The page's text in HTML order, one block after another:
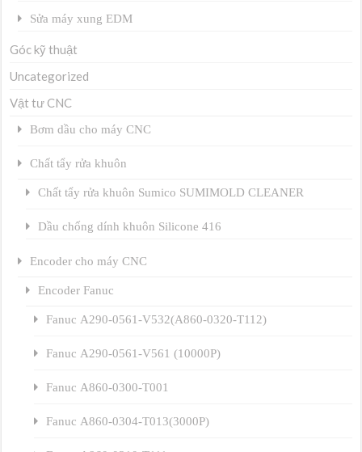
Sửa máy xung EDM
Góc kỹ thuật
Uncategorized
Vật tư CNC
Bơm dầu cho máy CNC
Chất tẩy rửa khuôn
Chất tẩy rửa khuôn Sumico SUMIMOLD CLEANER
Dầu chống dính khuôn Silicone 416
Encoder cho máy CNC
Encoder Fanuc
Fanuc A290-0561-V532(A860-0320-T112)
Fanuc A290-0561-V561 (10000P)
Fanuc A860-0300-T001
Fanuc A860-0304-T013(3000P)